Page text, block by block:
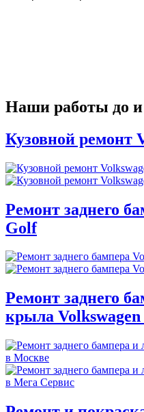
Наши работы до и
Кузовной ремонт
Ремонт заднего
Golf
Ремонт заднего
крыла